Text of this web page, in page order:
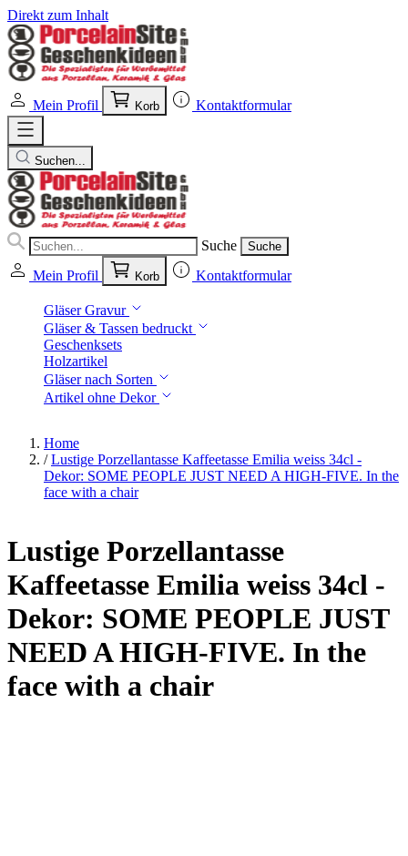
Direkt zum Inhalt
Mein Profil Korb Kontaktformular
Suchen...
Suche Suche
Mein Profil Korb Kontaktformular
Gläser Gravur
Gläser & Tassen bedruckt
Geschenksets
Holzartikel
Gläser nach Sorten
Artikel ohne Dekor
Home
/ Lustige Porzellantasse Kaffeetasse Emilia weiss 34cl -
Dekor: SOME PEOPLE JUST NEED A HIGH-FIVE. In the
face with a chair
Lustige Porzellantasse
Kaffeetasse Emilia weiss 34cl -
Dekor: SOME PEOPLE JUST
NEED A HIGH-FIVE. In the
face with a chair